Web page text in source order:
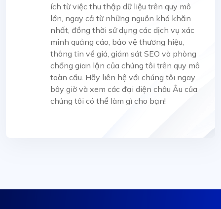
ích từ việc thu thập dữ liệu trên quy mô
lớn, ngay cả từ những nguồn khó khăn
nhất, đồng thời sử dụng các dịch vụ xác
minh quảng cáo, bảo vệ thương hiệu,
thông tin về giá, giám sát SEO và phòng
chống gian lận của chúng tôi trên quy mô
toàn cầu. Hãy liên hệ với chúng tôi ngay
bây giờ và xem các đại diện châu Âu của
chúng tôi có thể làm gì cho bạn!